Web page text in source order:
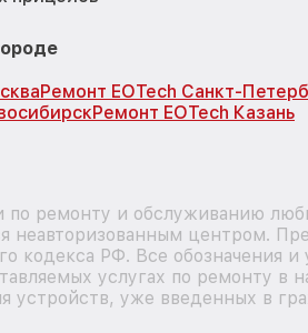
Ремонт EOTech Санкт-
Ремонт EOTech Казань
по ремонту и обслуживанию
неавторизованным центром.
кодекса РФ. Все обозначения
услугах по ремонту в
устройств, уже введенных в